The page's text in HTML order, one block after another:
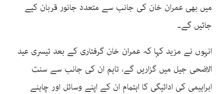
میں بھی عمران خان کی جانب سے متعدد جانور قربان کیے
جائیں گے۔
انہوں نے مزید کہا کہ عمران خان گرفتاری کے بعد تیسری عید
الاضحی جیل میں گزاریں گے، تاہم ان کی جانب سے سنت
ابراہیمی کی ادائیگی کا اہتمام ان کے اپنے وسائل اور چاہنے